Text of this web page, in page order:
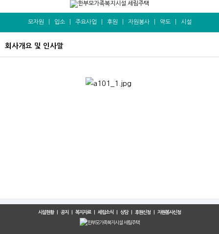
모자원 입소| 주요사업 후원 자원봉사| 약도| 시설
회사개요 및 인사말
시설현황| 공지 복지자료| 세림소식 |상담|후원신청 |자원봉사신청